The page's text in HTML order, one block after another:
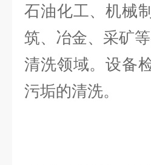
石油化工、机械
筑、冶金、采矿
清洗领域。设备
污垢的清洗。